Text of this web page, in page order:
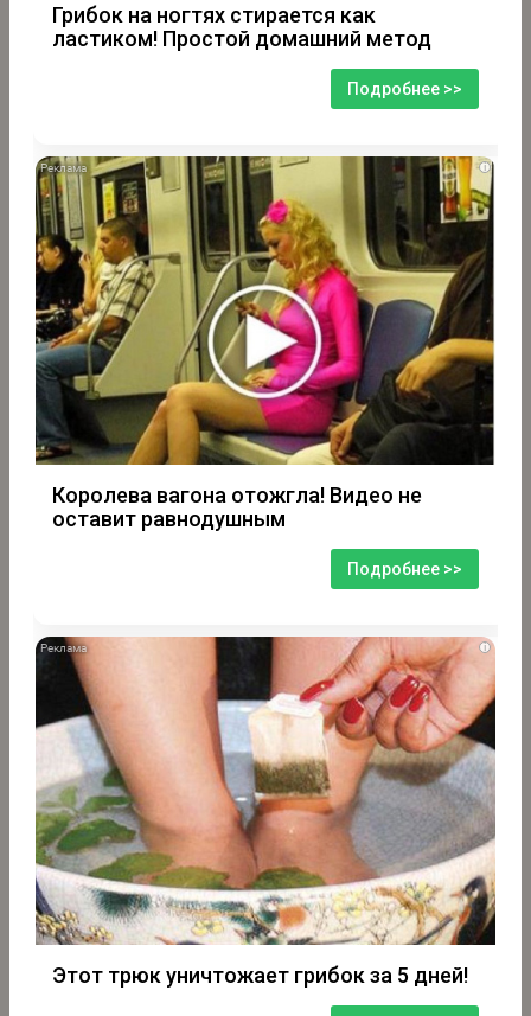
Грибок на ногтях стирается как
ластиком! Простой домашний метод
Подробнее >>
i
Королева вагона отожгла! Видео не
оставит равнодушным
Подробнее >>
i
Этот трюк уничтожает грибок за 5 дней!